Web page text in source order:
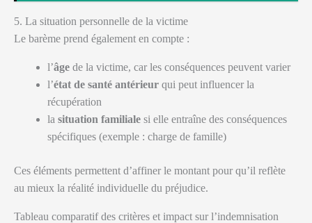
5. La situation personnelle de la victime
Le barème prend également en compte :
l’âge de la victime, car les conséquences peuvent varier
l’état de santé antérieur qui peut influencer la
récupération
la situation familiale si elle entraîne des conséquences
spécifiques (exemple : charge de famille)
Ces éléments permettent d’affiner le montant pour qu’il reflète
au mieux la réalité individuelle du préjudice.
Tableau comparatif des critères et impact sur l’indemnisation